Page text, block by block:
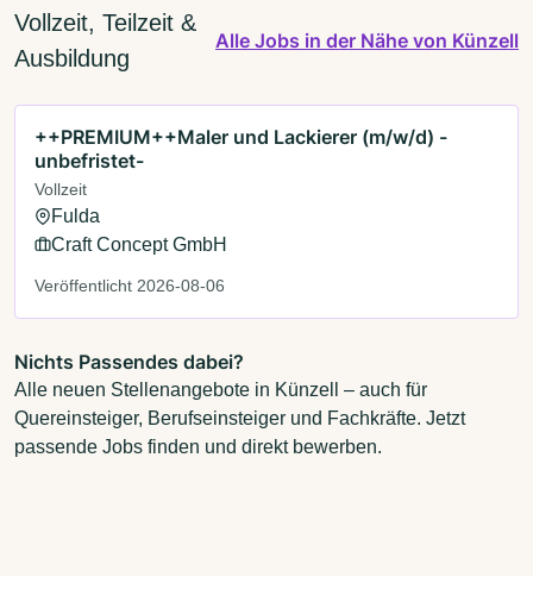
Vollzeit, Teilzeit &
Ausbildung
Alle Jobs in der Nähe von Künzell
++PREMIUM++Maler und Lackierer (m/w/d) -
unbefristet-
Vollzeit
Fulda
Craft Concept GmbH
Veröffentlicht 2026-08-06
Nichts Passendes dabei?
Alle neuen Stellenangebote in Künzell – auch für
Quereinsteiger, Berufseinsteiger und Fachkräfte. Jetzt
passende Jobs finden und direkt bewerben.